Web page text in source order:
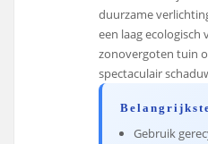
duurzame
een laag
zonovergoten tuin
spectaculair
Gebruik